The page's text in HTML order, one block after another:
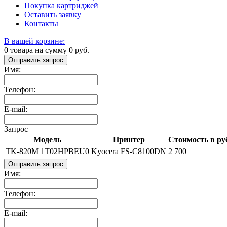
Покупка картриджей
Оставить заявку
Контакты
В вашей корзине:
0 товара на сумму 0 руб.
Отправить запрос
Имя:
Телефон:
E-mail:
Запрос
Модель
Принтер Стоимость в
TK-820M 1T02HPBEU0 Kyocera FS-C8100DN 2 700
Отправить запрос
Имя:
Телефон:
E-mail: